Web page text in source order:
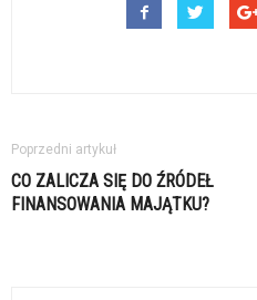
Poprzedni artykuł
CO ZALICZA SIĘ DO ŹRÓDEŁ
FINANSOWANIA MAJĄTKU?